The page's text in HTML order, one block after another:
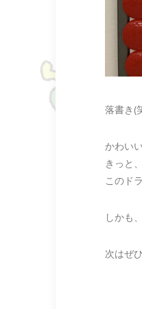
落書き(
かわい
きっと
このド
しかも
次はぜ